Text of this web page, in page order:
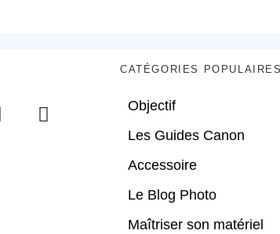
CATÉGORIES POPULAIRES
Objectif
Les Guides Canon
Accessoire
Le Blog Photo
Maîtriser son matériel